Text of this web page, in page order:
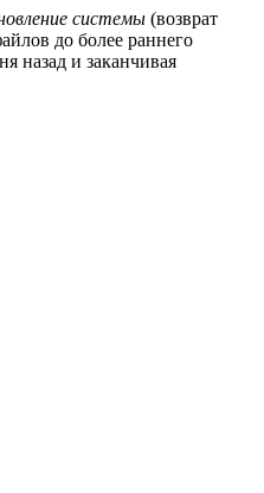
системы (возврат
до более раннего
назад и заканчивая